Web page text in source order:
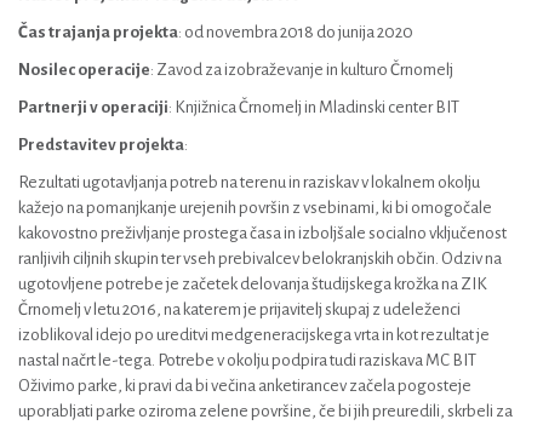
Čas trajanja projekta: od novembra 2018 do junija 2020
Nosilec operacije: Zavod za izobraževanje in kulturo Črnomelj
Partnerji v operaciji: Knjižnica Črnomelj in Mladinski center BIT
Predstavitev projekta:
Rezultati ugotavljanja potreb na terenu in raziskav v lokalnem okolju
kažejo na pomanjkanje urejenih površin z vsebinami, ki bi omogočale
kakovostno preživljanje prostega časa in izboljšale socialno vključenost
ranljivih ciljnih skupin ter vseh prebivalcev belokranjskih občin. Odziv na
ugotovljene potrebe je začetek delovanja študijskega krožka na ZIK
Črnomelj v letu 2016, na katerem je prijavitelj skupaj z udeleženci
izoblikoval idejo po ureditvi medgeneracijskega vrta in kot rezultat je
nastal načrt le-tega. Potrebe v okolju podpira tudi raziskava MC BIT
Oživimo parke, ki pravi da bi večina anketirancev začela pogosteje
uporabljati parke oziroma zelene površine, če bi jih preuredili, skrbeli za